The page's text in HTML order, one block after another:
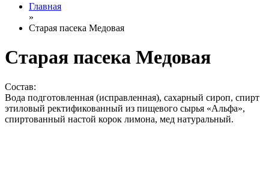
Главная
»
Старая пасека Медовая
Старая пасека Медовая
Состав:
Вода подготовленная (исправленная), сахарный сироп, спирт
этиловый ректификованный из пищевого сырья «Альфа»,
спиртованный настой корок лимона, мед натуральный.